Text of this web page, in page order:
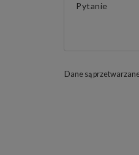
Pytanie
Dane są